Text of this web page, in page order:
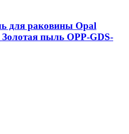
для раковины Opal
пыль OPP-GDS-